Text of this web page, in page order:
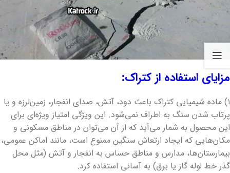
مزایای استفاده از کتراک:
۱) ماده شیمیایی کتراک باعث دود، آتش، صدای انفجار، زمین‌لرزه و یا
پرتاب شدن سنگ به اطراف نمی‌شود. این ویژگی امتیاز ویژه‌ای برای
این محصول به شمار می‌آید که از آن می‌توان در مناطق مسکونی و
مکان‌هایی که ایجاد ارتعاش سنگین ممنوع است، مانند اماکن عمومی،
بیمارستان‌ها، مدارس و مناطق حساس به انفجار و آتش (مثل محل
گذر خط لوله گاز یا برق) به آسانی استفاده کرد.